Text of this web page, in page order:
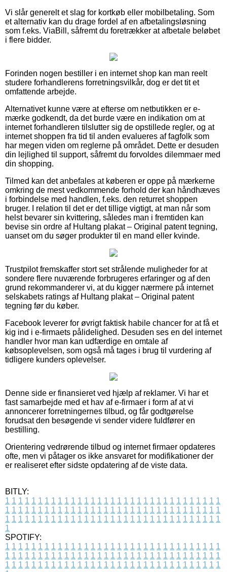
Vi slår generelt et slag for kortkøb eller mobilbetaling. Som
et alternativ kan du drage fordel af en afbetalingsløsning
som f.eks. ViaBill, såfremt du foretrækker at afbetale beløbet
i flere bidder.
Forinden nogen bestiller i en internet shop kan man reelt
studere forhandlerens forretningsvilkår, dog er det tit et
omfattende arbejde.
Alternativet kunne være at efterse om netbutikken er e-
mærke godkendt, da det burde være en indikation om at
internet forhandleren tilslutter sig de opstillede regler, og at
internet shoppen fra tid til anden evalueres af fagfolk som
har megen viden om reglerne på området. Dette er desuden
din lejlighed til support, såfremt du forvoldes dilemmaer med
din shopping.
Tilmed kan det anbefales at køberen er oppe på mærkerne
omkring de mest vedkommende forhold der kan håndhæves
i forbindelse med handlen, f.eks. den returret shoppen
bruger. I relation til det er det tillige vigtigt, at man når som
helst bevarer sin kvittering, således man i fremtiden kan
bevise sin ordre af Hultang plakat – Original patent tegning,
uanset om du søger produkter til en mand eller kvinde.
Trustpilot fremskaffer stort set strålende muligheder for at
sondere flere nuværende forbrugeres erfaringer og af den
grund rekommanderer vi, at du kigger nærmere på internet
selskabets ratings af Hultang plakat – Original patent
tegning før du køber.
Facebook leverer for øvrigt faktisk habile chancer for at få et
kig ind i e-firmaets pålidelighed. Desuden ses en del internet
handler hvor man kan udfærdige en omtale af
købsoplevelsen, som også må tages i brug til vurdering af
tidligere kunders oplevelser.
Denne side er finansieret ved hjælp af reklamer. Vi har et
fast samarbejde med et hav af e-firmaer i form af at vi
annoncerer forretningernes tilbud, og får godtgørelse
forudsat den besøgende vi sender videre fuldfører en
bestilling.
Orientering vedrørende tilbud og internet firmaer opdateres
ofte, men vi påtager os ikke ansvaret for modifikationer der
er realiseret efter sidste opdatering af de viste data.
BITLY:
1 1 1 1 1 1 1 1 1 1 1 1 1 1 1 1 1 1 1 1 1 1 1 1 1 1 1 1 1 1 1 1 1
1 1 1 1 1 1 1 1 1 1 1 1 1 1 1 1 1 1 1 1 1 1 1 1 1 1 1 1 1 1 1 1 1
1 1 1 1 1 1 1 1 1 1 1 1 1 1 1 1 1 1 1 1 1 1 1 1 1 1 1 1 1 1 1 1 1
1
SPOTIFY:
1 1 1 1 1 1 1 1 1 1 1 1 1 1 1 1 1 1 1 1 1 1 1 1 1 1 1 1 1 1 1 1 1
1 1 1 1 1 1 1 1 1 1 1 1 1 1 1 1 1 1 1 1 1 1 1 1 1 1 1 1 1 1 1 1 1
1 1 1 1 1 1 1 1 1 1 1 1 1 1 1 1 1 1 1 1 1 1 1 1 1 1 1 1 1 1 1 1 1